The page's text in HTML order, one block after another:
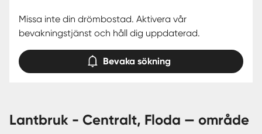
Missa inte din drömbostad. Aktivera vår
bevakningstjänst och håll dig uppdaterad.
Bevaka sökning
lantbruk - Centralt, Floda — område